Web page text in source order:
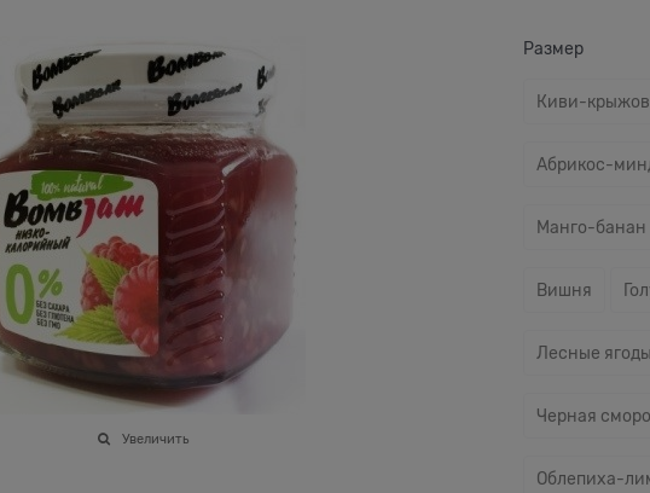
Увеличить
Размер
Киви-
Абрикос-
Манго-банан
Вишня
Лесные ягоды
Черная
Облепиха-